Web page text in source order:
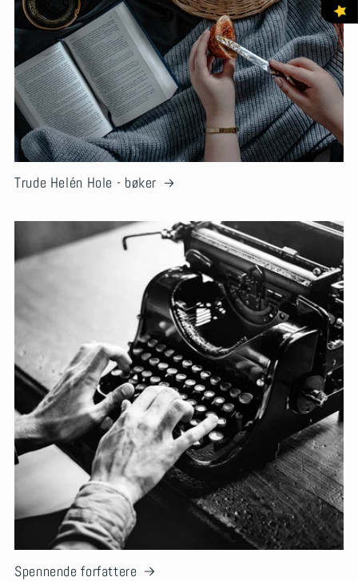
Trude Helén Hole - bøker
Spennende forfattere